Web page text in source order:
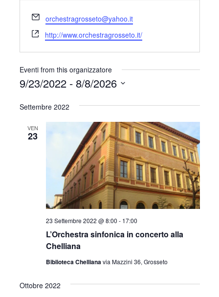
E
m
a
orchestragrosseto@yahoo.it
W
e
b
t
http://www.orchestragrosseto.it/
Eventi from this organizzatore
9/23/2022 - 8/8/2026
e
Settembre 2022
VEN
23
L’Orchestra sinfonica in concerto alla
Chelliana
23 Settembre 2022 @ 8:00 - 17:00
Biblioteca Chellianavia Mazzini 36, Grosseto
Ottobre 2022